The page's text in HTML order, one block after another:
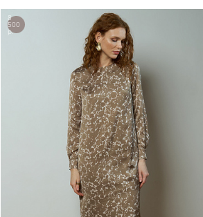
8
500
р.